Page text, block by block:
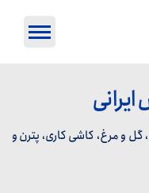
و مرغ، کاشی کاری، پترن و